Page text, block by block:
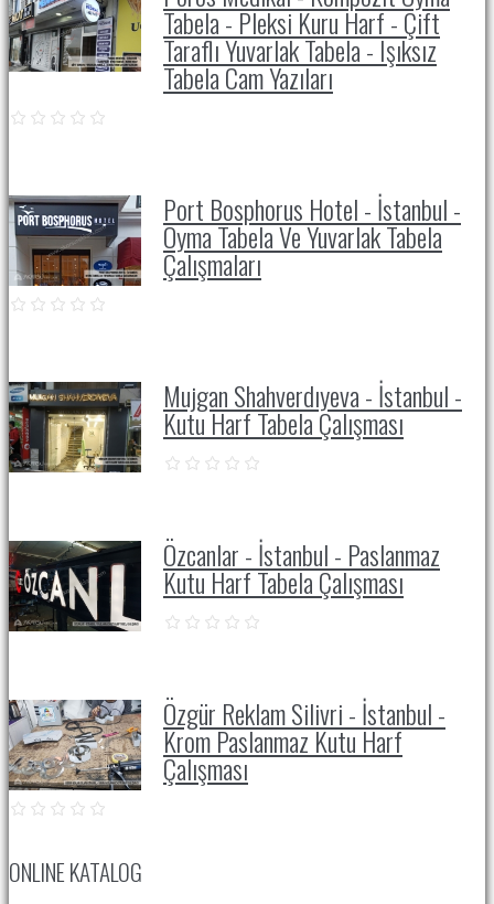
Tabela - Pleksi Kuru Harf - Çift
Taraflı Yuvarlak Tabela - Işıksız
Tabela Cam Yazıları
Port Bosphorus Hotel - İstanbul -
Oyma Tabela Ve Yuvarlak Tabela
Çalışmaları
Mujgan Shahverdıyeva - İstanbul -
Kutu Harf Tabela Çalışması
Özcanlar - İstanbul - Paslanmaz
Kutu Harf Tabela Çalışması
Özgür Reklam Silivri - İstanbul -
Krom Paslanmaz Kutu Harf
Çalışması
ONLINE KATALOG